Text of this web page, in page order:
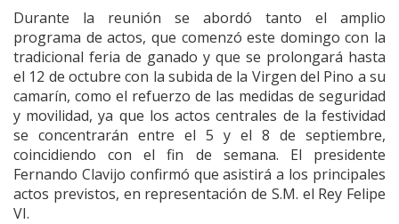
Durante la reunión se abordó tanto el amplio
programa de actos, que comenzó este domingo con la
tradicional feria de ganado y que se prolongará hasta
el 12 de octubre con la subida de la Virgen del Pino a su
camarín, como el refuerzo de las medidas de seguridad
y movilidad, ya que los actos centrales de la festividad
se concentrarán entre el 5 y el 8 de septiembre,
coincidiendo con el fin de semana. El presidente
Fernando Clavijo confirmó que asistirá a los principales
actos previstos, en representación de S.M. el Rey Felipe
VI.